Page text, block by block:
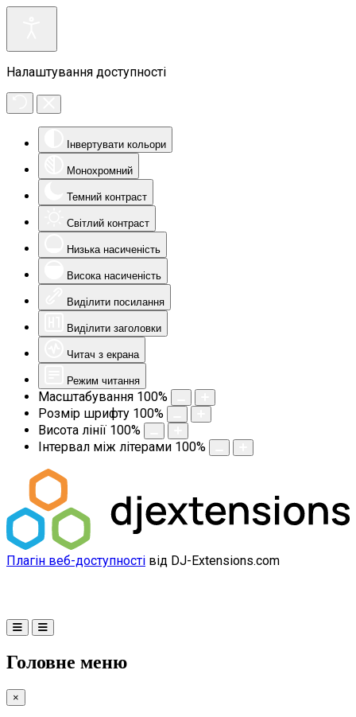
Налаштування доступності
Інвертувати кольори
Монохромний
Темний контраст
Світлий контраст
Низька насиченість
Висока насиченість
Виділити посилання
Виділити заголовки
Читач з екрана
Режим читання
Масштабування 100%
Розмір шрифту 100%
Висота лінії 100%
Інтервал між літерами 100%
Плагін веб-доступності від DJ-Extensions.com
Головне меню
×